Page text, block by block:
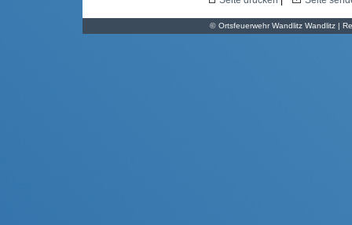
© Ortsfeuerwehr Wandlitz Wandlitz |